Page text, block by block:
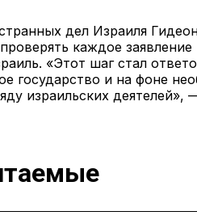
дел Израиля
каждое
«Этот шаг стал
государство и на фоне
израильских деятелей»,